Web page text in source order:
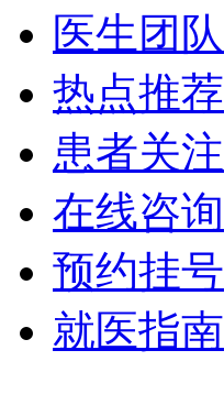
医生团队
热点推荐
患者关注
在线咨询
预约挂号
就医指南